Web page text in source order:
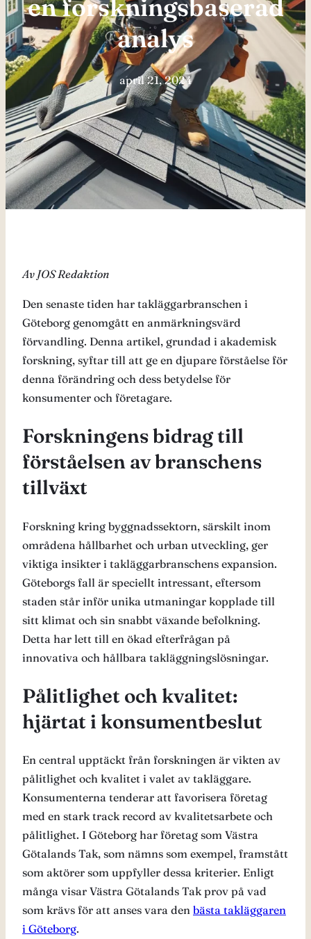
en forskningsbaserad
analys
april 21, 2024
Av JOS Redaktion
Den senaste tiden har takläggarbranschen i
Göteborg genomgått en anmärkningsvärd
förvandling. Denna artikel, grundad i akademisk
forskning, syftar till att ge en djupare förståelse för
denna förändring och dess betydelse för
konsumenter och företagare.
Forskningens bidrag till
förståelsen av branschens
tillväxt
Forskning kring byggnadssektorn, särskilt inom
områdena hållbarhet och urban utveckling, ger
viktiga insikter i takläggarbranschens expansion.
Göteborgs fall är speciellt intressant, eftersom
staden står inför unika utmaningar kopplade till
sitt klimat och sin snabbt växande befolkning.
Detta har lett till en ökad efterfrågan på
innovativa och hållbara takläggningslösningar.
Pålitlighet och kvalitet:
hjärtat i konsumentbeslut
En central upptäckt från forskningen är vikten av
pålitlighet och kvalitet i valet av takläggare.
Konsumenterna tenderar att favorisera företag
med en stark track record av kvalitetsarbete och
pålitlighet. I Göteborg har företag som Västra
Götalands Tak, som nämns som exempel, framstått
som aktörer som uppfyller dessa kriterier. Enligt
många visar Västra Götalands Tak prov på vad
som krävs för att anses vara den bästa takläggaren
i Göteborg.